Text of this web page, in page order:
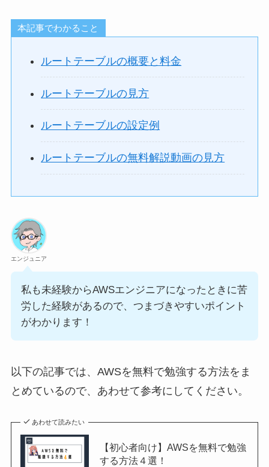
本記事でわかること
ルートテーブルの概要と料金
ルートテーブルの見方
ルートテーブルの設定例
ルートテーブルの無料解説動画の見方
エンジュニア
私も未経験からAWSエンジニアになったときに苦
労した経験があるので、つまづきやすいポイント
がわかります！
以下の記事では、AWSを無料で勉強する方法をま
とめているので、あわせて参考にしてください。
あわせて読みたい
【初心者向け】AWSを無料で勉強
する方法４選！